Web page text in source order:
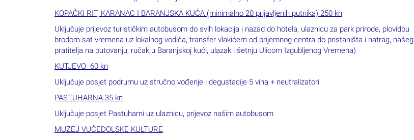
KOPAČKI RIT, KARANAC I BARANJSKA KUĆA (minimalno 20 prijavljenih putnika) 250 kn
Uključuje prijevoz turističkim autobusom do svih lokacija i nazad do hotela, ulaznicu za park prirode, plovidbu
brodom sat vremena uz lokalnog vodiča, transfer vlakićem od prijemnog centra do pristaništa i natrag, našeg
pratitelja na putovanju, ručak u Baranjskoj kući, ulazak i šetnju Ulicom Izgubljenog Vremena)
KUTJEVO 60 kn
Uključuje posjet podrumu uz stručno vođenje i degustacije 5 vina + neutralizatori
PASTUHARNA 35 kn
Uključuje posjet Pastuharni uz ulaznicu, prijevoz našim autobusom
MUZEJ VUČEDOLSKE KULTURE